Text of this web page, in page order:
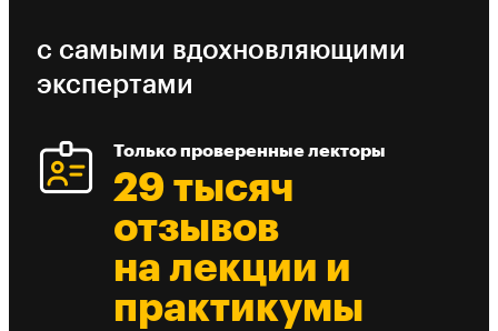
с самыми вдохновляющими
экспертами
Только проверенные лекторы
29 тысяч
отзывов
на лекции и
практикумы